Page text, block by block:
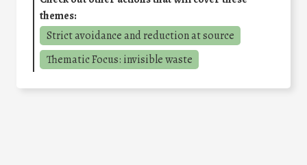
themes:
Strict avoidance and reduction at source
Thematic Focus: invisible waste